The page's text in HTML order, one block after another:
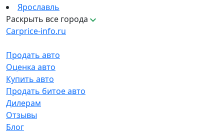
Ярославль
Раскрыть все города
Carprice-info.ru
Продать авто
Оценка авто
Купить авто
Продать битое авто
Дилерам
Отзывы
Блог